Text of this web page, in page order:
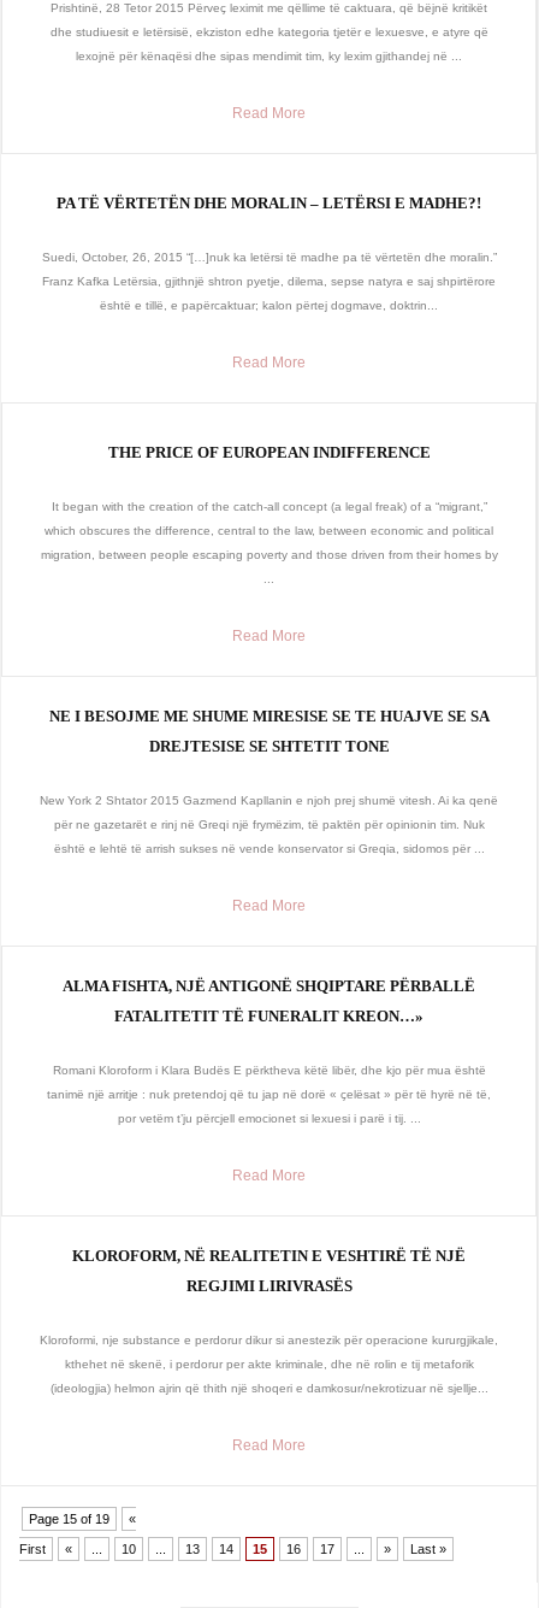
Prishtinë, 28 Tetor 2015 Përveç leximit me qëllime të caktuara, që bëjnë kritikët
dhe studiuesit e letërsisë, ekziston edhe kategoria tjetër e lexuesve, e atyre që
lexojnë për kënaqësi dhe sipas mendimit tim, ky lexim gjithandej në ...
Read More
PA TË VËRTETËN DHE MORALIN – LETËRSI E MADHE?!
Suedi, October, 26, 2015 “[…]nuk ka letërsi të madhe pa të vërtetën dhe moralin.”
Franz Kafka Letërsia, gjithnjë shtron pyetje, dilema, sepse natyra e saj shpirtërore
është e tillë, e papërcaktuar; kalon përtej dogmave, doktrin...
Read More
THE PRICE OF EUROPEAN INDIFFERENCE
It began with the creation of the catch-all concept (a legal freak) of a “migrant,”
which obscures the difference, central to the law, between economic and political
migration, between people escaping poverty and those driven from their homes by
Read More
NE I BESOJME ME SHUME MIRESISE SE TE HUAJVE SE SA
DREJTESISE SE SHTETIT TONE
New York 2 Shtator 2015 Gazmend Kapllanin e njoh prej shumë vitesh. Ai ka qenë
për ne gazetarët e rinj në Greqi një frymëzim, të paktën për opinionin tim. Nuk
është e lehtë të arrish sukses në vende konservator si Greqia, sidomos për ...
Read More
ALMA FISHTA, NJË ANTIGONË SHQIPTARE PËRBALLË
FATALITETIT TË FUNERALIT KREON…»
Romani Kloroform i Klara Budës E përktheva këtë libër, dhe kjo për mua është
tanimë një arritje : nuk pretendoj që tu jap në dorë « çelësat » për të hyrë në të,
por vetëm t’ju përcjell emocionet si lexuesi i parë i tij. ...
Read More
KLOROFORM, NË REALITETIN E VESHTIRË TË NJË
REGJIMI LIRIVRASËS
Kloroformi, nje substance e perdorur dikur si anestezik për operacione kururgjikale,
kthehet në skenë, i perdorur per akte kriminale, dhe në rolin e tij metaforik
(ideologjia) helmon ajrin që thith një shoqeri e damkosur/nekrotizuar në sjellje...
Read More
Page 15 of 19 «
First « 10 13 14 15 16 17 » Last »